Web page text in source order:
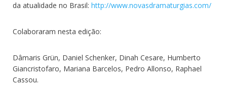
da atualidade no Brasil: http://www.novasdramaturgias.com/
Colaboraram nesta edição:
Dâmaris Grün, Daniel Schenker, Dinah Cesare, Humberto
Giancristofaro, Mariana Barcelos, Pedro Allonso, Raphael
Cassou.